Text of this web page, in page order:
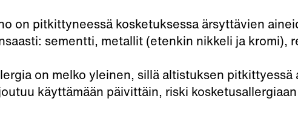
on pitkittyneessä kosketuksessa ärsyttävien
sementti, metallit (etenkin nikkeli ja kromi),
on melko yleinen, sillä altistuksen
käyttämään päivittäin, riski